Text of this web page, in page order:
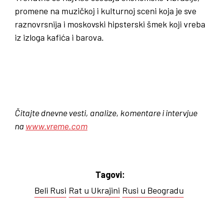
promene na muzičkoj i kulturnoj sceni koja je sve
raznovrsnija i moskovski hipsterski šmek koji vreba
iz izloga kafića i barova.
Čitajte dnevne vesti, analize, komentare i intervjue
na www.vreme.com
Tagovi:
Beli Rusi Rat u Ukrajini Rusi u Beogradu